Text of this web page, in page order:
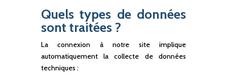
Quels types de données
sont traitées ?
La connexion à notre site implique
automatiquement la collecte de données
techniques :